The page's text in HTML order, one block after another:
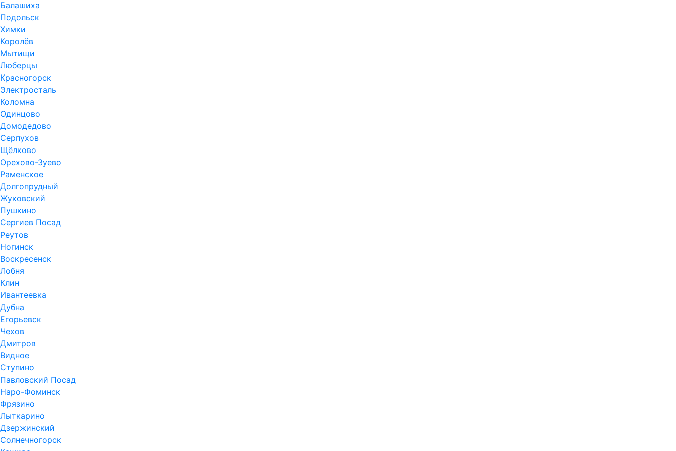
Балашиха
Подольск
Химки
Королёв
Мытищи
Люберцы
Красногорск
Электросталь
Коломна
Одинцово
Домодедово
Серпухов
Щёлково
Орехово-Зуево
Раменское
Долгопрудный
Жуковский
Пушкино
Сергиев Посад
Реутов
Ногинск
Воскресенск
Лобня
Клин
Ивантеевка
Дубна
Егорьевск
Чехов
Дмитров
Видное
Ступино
Павловский Посад
Наро-Фоминск
Фрязино
Лыткарино
Дзержинский
Солнечногорск